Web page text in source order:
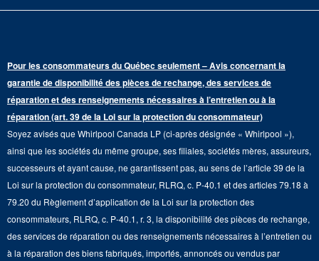
Programmes de service prolongé
Pièces de rechange
Aide sur les produits
Suivre ma commande
Services de livraison et d'installation
Retours et échanges
Accessibilité
Sécheuses au gaz
Piédestaux de lessive
Qualité Commerciale
Duos de Lessive
Cuisinières
Fours muraux
Hottes
Fours à micro-ondes
Communiquez avec nous
Monsieur Maytag
Carrières
Whirlpool et Corporation
Whirlpool au Canada
Pour les consommateurs du Québec seulement – Avis concernant la
garantie de disponibilité des pièces de rechange, des services de
réparation et des renseignements nécessaires à l’entretien ou à la
réparation (art. 39 de la Loi sur la protection du consommateur)
Soyez avisés que Whirlpool Canada LP (ci-après désignée « Whirlpool »),
ainsi que les sociétés du même groupe, ses filiales, sociétés mères, assureurs,
successeurs et ayant cause, ne garantissent pas, au sens de l’article 39 de la
Loi sur la protection du consommateur, RLRQ, c. P-40.1 et des articles 79.18 à
79.20 du Règlement d’application de la Loi sur la protection des
consommateurs, RLRQ, c. P-40.1, r. 3, la disponibilité des pièces de rechange,
des services de réparation ou des renseignements nécessaires à l’entretien ou
à la réparation des biens fabriqués, importés, annoncés ou vendus par